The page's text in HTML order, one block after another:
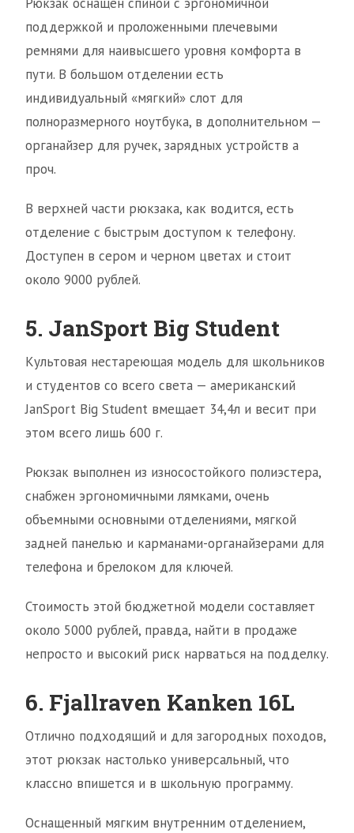
поддержкой и проложенными плечевыми
ремнями для наивысшего уровня комфорта в
пути. В большом отделении есть
индивидуальный «мягкий» слот для
полноразмерного ноутбука, в дополнительном —
органайзер для ручек, зарядных устройств а
проч.
В верхней части рюкзака, как водится, есть
отделение с быстрым доступом к телефону.
Доступен в сером и черном цветах и стоит
около 9000 рублей.
5. JanSport Big Student
Культовая нестареющая модель для школьников
и студентов со всего света — американский
JanSport Big Student вмещает 34,4л и весит при
этом всего лишь 600 г.
Рюкзак выполнен из износостойкого полиэстера,
снабжен эргономичными лямками, очень
объемными основными отделениями, мягкой
задней панелью и карманами-органайзерами для
телефона и брелоком для ключей.
Стоимость этой бюджетной модели составляет
около 5000 рублей, правда, найти в продаже
непросто и высокий риск нарваться на подделку.
6. Fjallraven Kanken 16L
Отлично подходящий и для загородных походов,
этот рюкзак настолько универсальный, что
классно впишется и в школьную программу.
Оснащенный мягким внутренним отделением,